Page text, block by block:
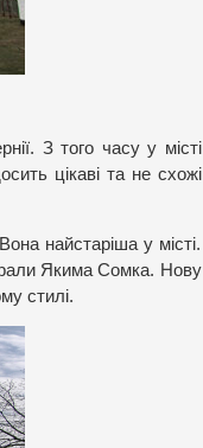
З того часу у місті
цікаві та не схожі
найстаріша у місті.
Якима Сомка. Нову
стилі.